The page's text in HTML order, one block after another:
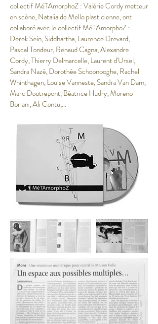
collectif MéTAmorphoZ : Valérie Cordy metteur
en scène, Natalia de Mello plasticienne, ont
collaboré avec le collectif MéTAmorphoZ :
Derek Sein, Siddhartha, Laurence Drevard,
Pascal Tondeur, Renaud Cagna, Alexandre
Cordy, Thierry Delmarcelle, Laurent d'Ursel,
Sandra Nazé, Dorothée Schoonooghe, Rachel
Whinthagen, Louise Vanneste, Sandra Van Dam,
Marc Doutrepont, Béatrice Hudry, Moreno
Boriani, Ali Contu,...